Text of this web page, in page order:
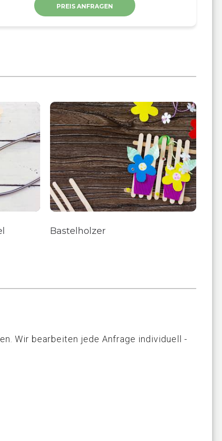
PREIS ANFRAGEN
Bastelholzer
Wir bearbeiten jede Anfrage individuell -